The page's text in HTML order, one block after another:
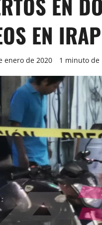
EN
enero de 2020 1 minuto de